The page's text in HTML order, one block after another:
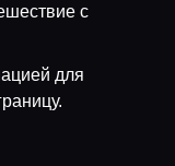
с
для